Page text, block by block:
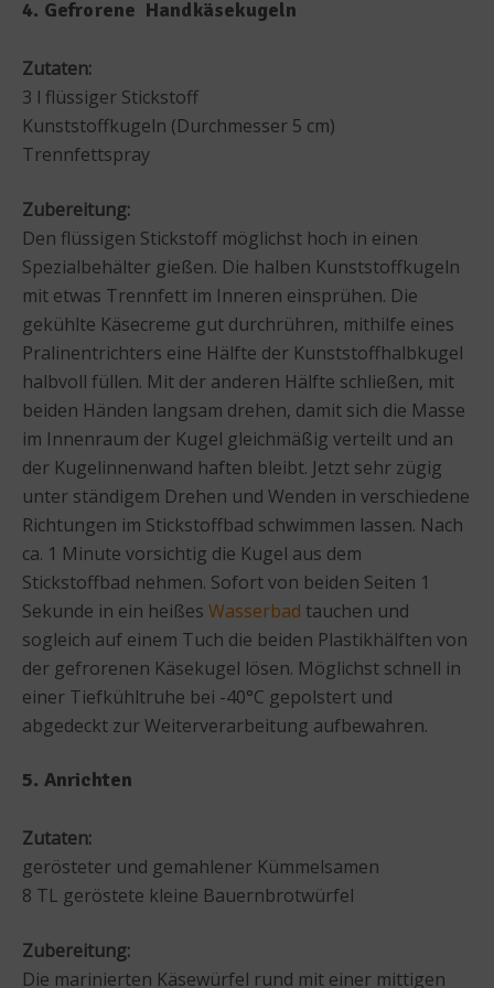
4. Gefrorene Handkäsekugeln
Zutaten:
3 l flüssiger Stickstoff
Kunststoffkugeln (Durchmesser 5 cm)
Trennfettspray
Zubereitung:
Den flüssigen Stickstoff möglichst hoch in einen
Spezialbehälter gießen. Die halben Kunststoffkugeln
mit etwas Trennfett im Inneren einsprühen. Die
gekühlte Käsecreme gut durchrühren, mithilfe eines
Pralinentrichters eine Hälfte der Kunststoffhalbkugel
halbvoll füllen. Mit der anderen Hälfte schließen, mit
beiden Händen langsam drehen, damit sich die Masse
im Innenraum der Kugel gleichmäßig verteilt und an
der Kugelinnenwand haften bleibt. Jetzt sehr zügig
unter ständigem Drehen und Wenden in verschiedene
Richtungen im Stickstoffbad schwimmen lassen. Nach
ca. 1 Minute vorsichtig die Kugel aus dem
Stickstoffbad nehmen. Sofort von beiden Seiten 1
Sekunde in ein heißes Wasserbad tauchen und
sogleich auf einem Tuch die beiden Plastikhälften von
der gefrorenen Käsekugel lösen. Möglichst schnell in
einer Tiefkühltruhe bei -40°C gepolstert und
abgedeckt zur Weiterverarbeitung aufbewahren.
5. Anrichten
Zutaten:
gerösteter und gemahlener Kümmelsamen
8 TL geröstete kleine Bauernbrotwürfel
Zubereitung:
Die marinierten Käsewürfel rund mit einer mittigen